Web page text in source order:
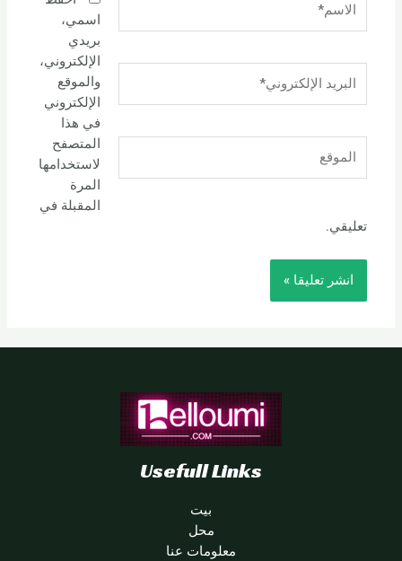
الإلكتروني*
اسمي،
بريدي
الإلكتروني،
والموقع
الإلكتروني
في هذا
المتصفح
لاستخدامها
المرة
المقبلة في
تعليقي.
Usefull Links
بيت
محل
معلومات عنا